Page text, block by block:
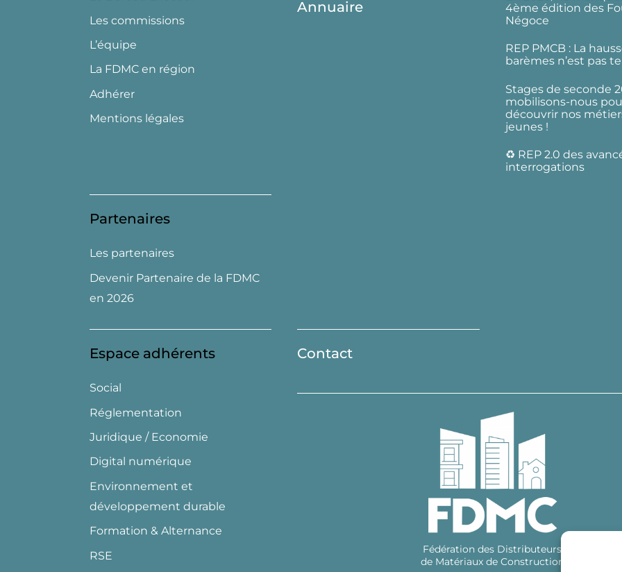
Les commissions
L’équipe
La FDMC en région
Adhérer
Mentions légales
Annuaire
4ème édition des
Négoce
REP PMCB : La
barèmes n’est pas
Stages de seconde
mobilisons-nous
découvrir nos
jeunes !
♻️ REP 2.0 des
interrogations
Partenaires
Les partenaires
Devenir Partenaire de la FDMC
en 2026
Espace adhérents
Social
Réglementation
Juridique / Economie
Digital numérique
Environnement et
développement durable
Formation & Alternance
RSE
Contact
Fédération des Distributeurs
de Matériaux de Construction